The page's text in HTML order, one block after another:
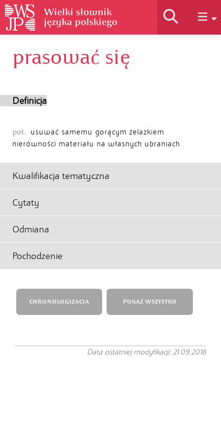
Historia słownika
prasować się
Definicja
pot.
usuwać samemu gorącym żelazkiem
nierówności materiału na własnych ubraniach
Kwalifikacja tematyczna
Cytaty
Odmiana
Pochodzenie
CHRONOLOGIZACJA POKAŻ WSZYSTKO
Data ostatniej modyfikacji: 21.09.2018